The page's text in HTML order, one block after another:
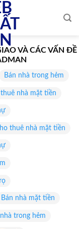
VÀ CÁC VẤN ĐỀ
Bán nhà trong hẻm
nhà mặt tiền
thuê nhà mặt tiền
Bán nhà mặt tiền
trong hẻm